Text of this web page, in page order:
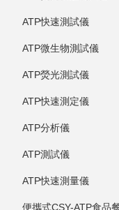
ATP快速測試儀
ATP微生物測試儀
ATP熒光測試儀
ATP快速測定儀
ATP分析儀
ATP測試儀
ATP快速測量儀